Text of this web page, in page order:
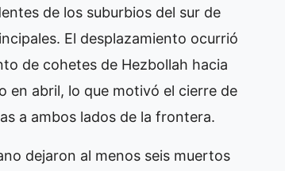
de los suburbios del sur de
El desplazamiento ocurrió
de cohetes de Hezbollah hacia
en abril, lo que motivó el cierre de
a ambos lados de la frontera.
dejaron al menos seis muertos